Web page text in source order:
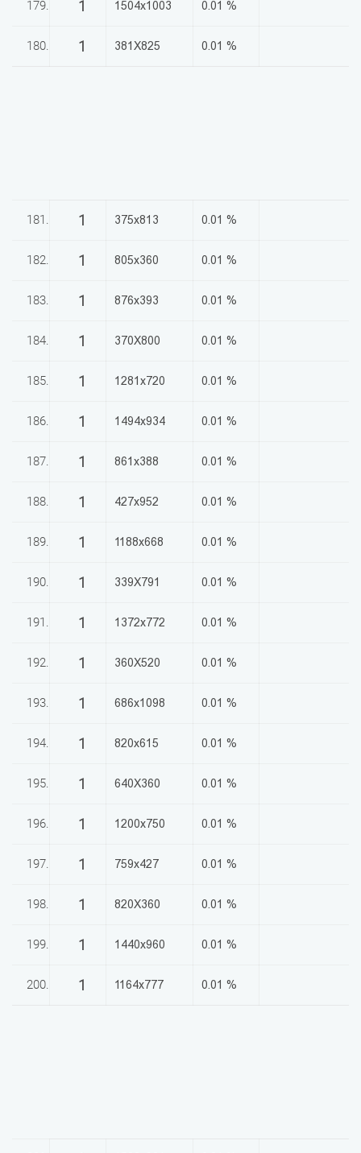
179. 1 1504x1003 0.01 %
180. 1 381X825 0.01 %
181. 1 375x813 0.01 %
182. 1 805x360 0.01 %
183. 1 876x393 0.01 %
184. 1 370X800 0.01 %
185. 1 1281x720 0.01 %
186. 1 1494x934 0.01 %
187. 1 861x388 0.01 %
188. 1 427x952 0.01 %
189. 1 1188x668 0.01 %
190. 1 339X791 0.01 %
191. 1 1372x772 0.01 %
192. 1 360X520 0.01 %
193. 1 686x1098 0.01 %
194. 1 820x615 0.01 %
195. 1 640X360 0.01 %
196. 1 1200x750 0.01 %
197. 1 759x427 0.01 %
198. 1 820X360 0.01 %
199. 1 1440x960 0.01 %
200. 1 1164x777 0.01 %